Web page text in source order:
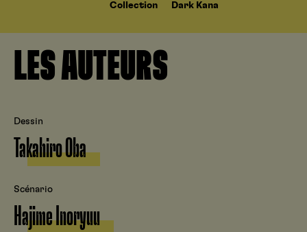
Collection Dark Kana
LES AUTEURS
Dessin
Takahiro Oba
Scénario
Hajime Inoryuu